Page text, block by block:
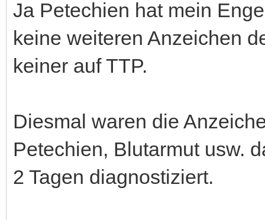
Ja Petechien hat mein
keine weiteren Anzeichen
keiner auf TTP.
Diesmal waren die
Petechien, Blutarmut usw.
2 Tagen diagnostiziert.